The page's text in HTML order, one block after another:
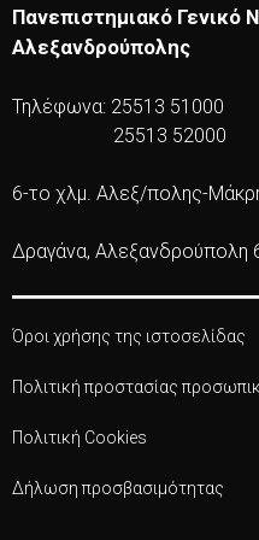
Πανεπιστημιακό Γενικό
Αλεξανδρούπολης
Τηλέφωνα: 25513 51000
25513 52000
6-το χλμ. Αλεξ/πολης-
Δραγάνα, Αλεξανδρούπολη
Όροι χρήσης της ιστοσελίδας
Πολιτική προστασίας
Πολιτική Cookies
Δήλωση προσβασιμότητας